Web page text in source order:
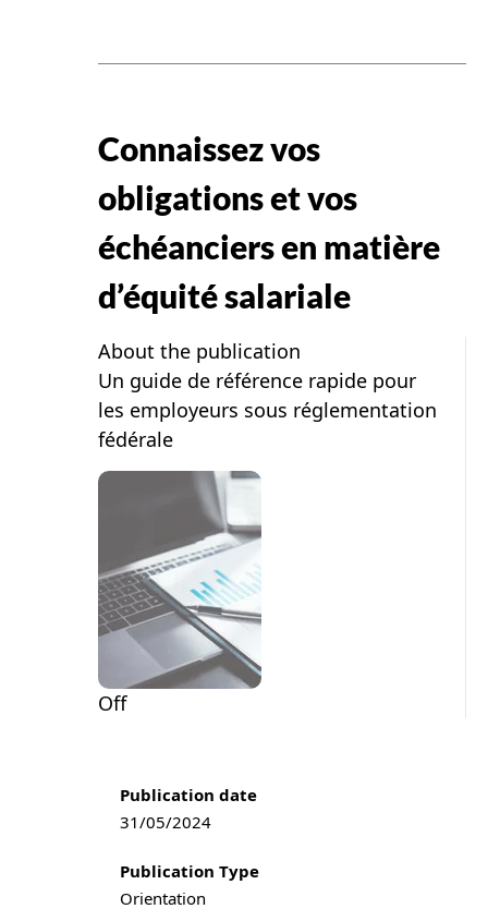
Connaissez vos
obligations et vos
échéanciers en matière
d’équité salariale
About the publication
Un guide de référence rapide pour
les employeurs sous réglementation
fédérale
Off
Publication information
Publication date
31/05/2024
Publication Type
Orientation